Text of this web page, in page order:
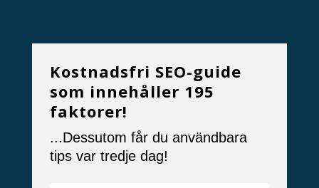
Kostnadsfri SEO-guide
som innehåller 195
faktorer!
...Dessutom får du användbara
tips var tredje dag!